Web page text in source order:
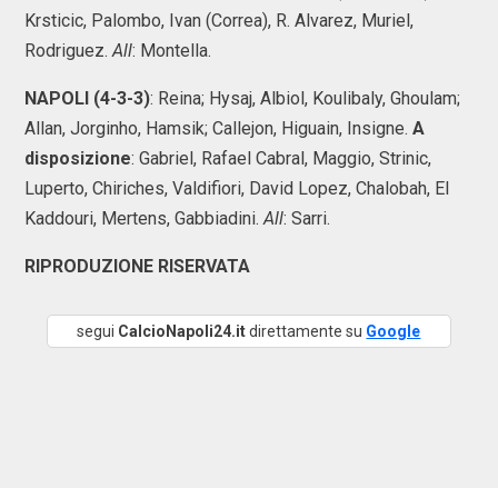
Krsticic, Palombo, Ivan (Correa), R. Alvarez, Muriel,
Rodriguez.All: Montella.
NAPOLI (4-3-3): Reina; Hysaj, Albiol, Koulibaly, Ghoulam;
Allan, Jorginho, Hamsik; Callejon, Higuain, Insigne. A
disposizione: Gabriel, Rafael Cabral, Maggio, Strinic,
Luperto, Chiriches, Valdifiori, David Lopez, Chalobah, El
Kaddouri, Mertens, Gabbiadini.All: Sarri.
RIPRODUZIONE RISERVATA
segui CalcioNapoli24.itdirettamente su Google